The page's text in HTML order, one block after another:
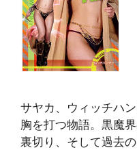
サヤカ、ウィッチハ
胸を打つ物語。黒魔
裏切り、そして過去